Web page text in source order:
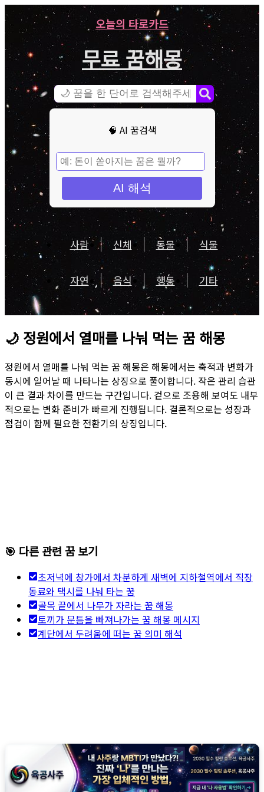
오늘의 타로카드
무료 꿈해몽
🧠 AI 꿈검색
AI 해석
사람 신체 동물 식물
자연 음식 행동 기타
🌙 정원에서 열매를 나눠 먹는 꿈 해몽
정원에서 열매를 나눠 먹는 꿈 해몽은 해몽에서는 축적과 변화가
동시에 일어날 때 나타나는 상징으로 풀이합니다. 작은 관리 습관
이 큰 결과 차이를 만드는 구간입니다. 겉으로 조용해 보여도 내부
적으로는 변화 준비가 빠르게 진행됩니다. 결론적으로는 성장과
점검이 함께 필요한 전환기의 상징입니다.
🎯 다른 관련 꿈 보기
초저녁에 창가에서 차분하게 새벽에 지하철역에서 직장
동료와 택시를 나눠 타는 꿈
골목 끝에서 나무가 자라는 꿈 해몽
토끼가 문틈을 빠져나가는 꿈 해몽 메시지
계단에서 두려움에 떠는 꿈 의미 해석